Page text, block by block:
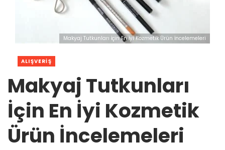
Makyaj Tutkunları İçin En İyi Kozmetik Ürün İncelemeleri
ALIŞVERIŞ
Makyaj Tutkunları
İçin En İyi Kozmetik
Ürün İncelemeleri